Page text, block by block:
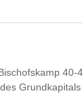
40-